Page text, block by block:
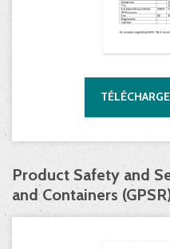
Product Safety and
and Containers